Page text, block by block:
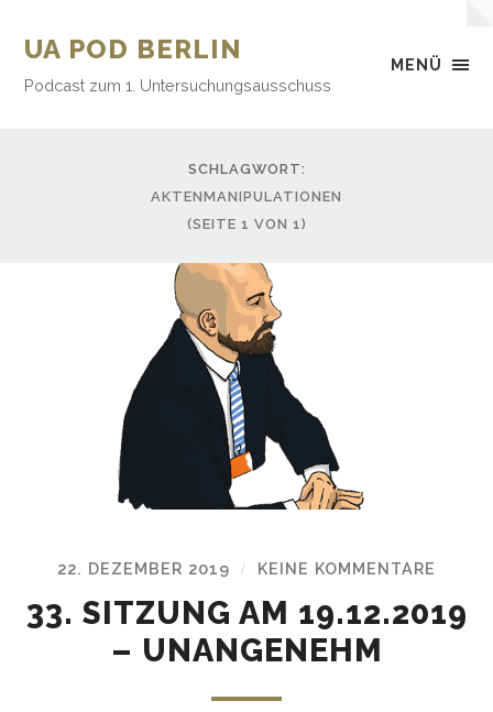
MENÜ
UA POD BERLIN
Podcast zum 1. Untersuchungsausschuss
SCHLAGWORT:
AKTENMANIPULATIONEN
(SEITE 1 VON 1)
22. DEZEMBER 2019 / KEINE KOMMENTARE
33. SITZUNG AM 19.12.2019
– UNANGENEHM